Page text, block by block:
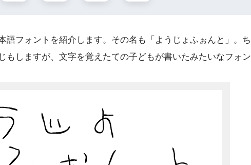
語フォントを紹介します。その名も「ようじょふぉんと」。ち
もしますが、文字を覚えたての子どもが書いたみたいなフォン